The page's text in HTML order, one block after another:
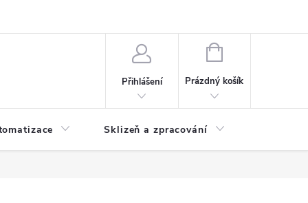
Přihlášení
NÁKUPNÍ
Prázdný košík
Sklizeň a zpracování